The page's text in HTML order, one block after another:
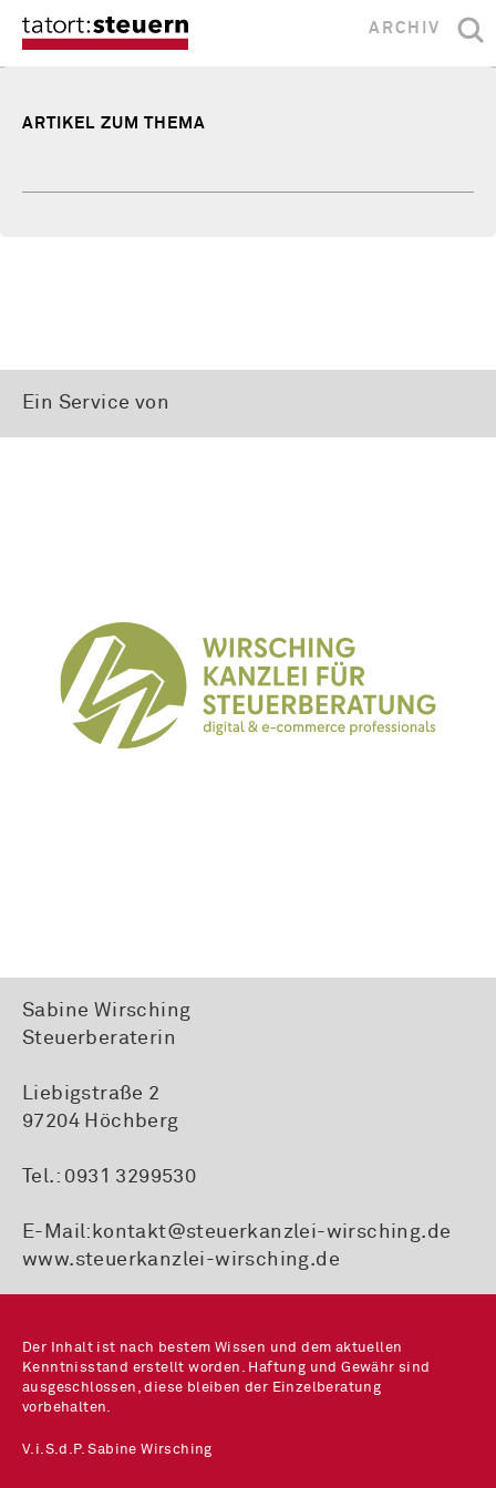
ARCHIV
ARTIKEL ZUM THEMA
Ein Service von
Sabine Wirsching
Steuerberaterin
Liebigstraße 2
97204 Höchberg
Tel.: 0931 3299530
E-Mail: kontakt@steuerkanzlei-wirsching.de
www.steuerkanzlei-wirsching.de
Der Inhalt ist nach bestem Wissen und dem aktuellen
Kenntnisstand erstellt worden. Haftung und Gewähr sind
ausgeschlossen, diese bleiben der Einzelberatung
vorbehalten.
V.i.S.d.P. Sabine Wirsching